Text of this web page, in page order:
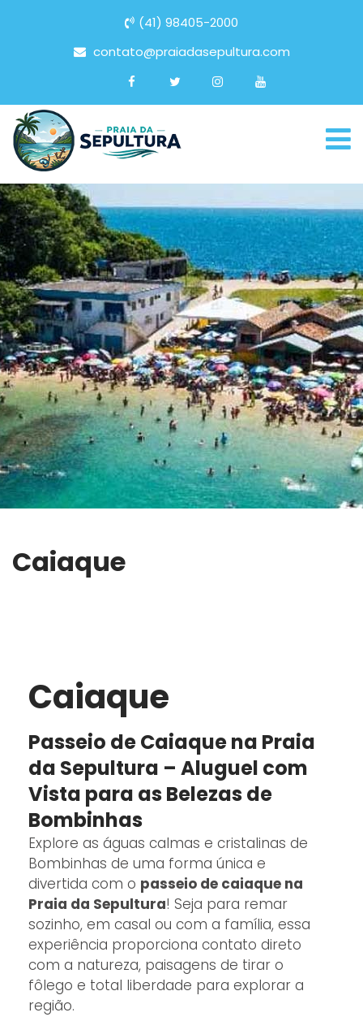
(41) 98405-2000
contato@praiadasepultura.com
Caiaque
Caiaque
Passeio de Caiaque na Praia
da Sepultura – Aluguel com
Vista para as Belezas de
Bombinhas
Explore as águas calmas e cristalinas de
Bombinhas de uma forma única e
divertida com o passeio de caiaque na
Praia da Sepultura! Seja para remar
sozinho, em casal ou com a família, essa
experiência proporciona contato direto
com a natureza, paisagens de tirar o
fôlego e total liberdade para explorar a
região.